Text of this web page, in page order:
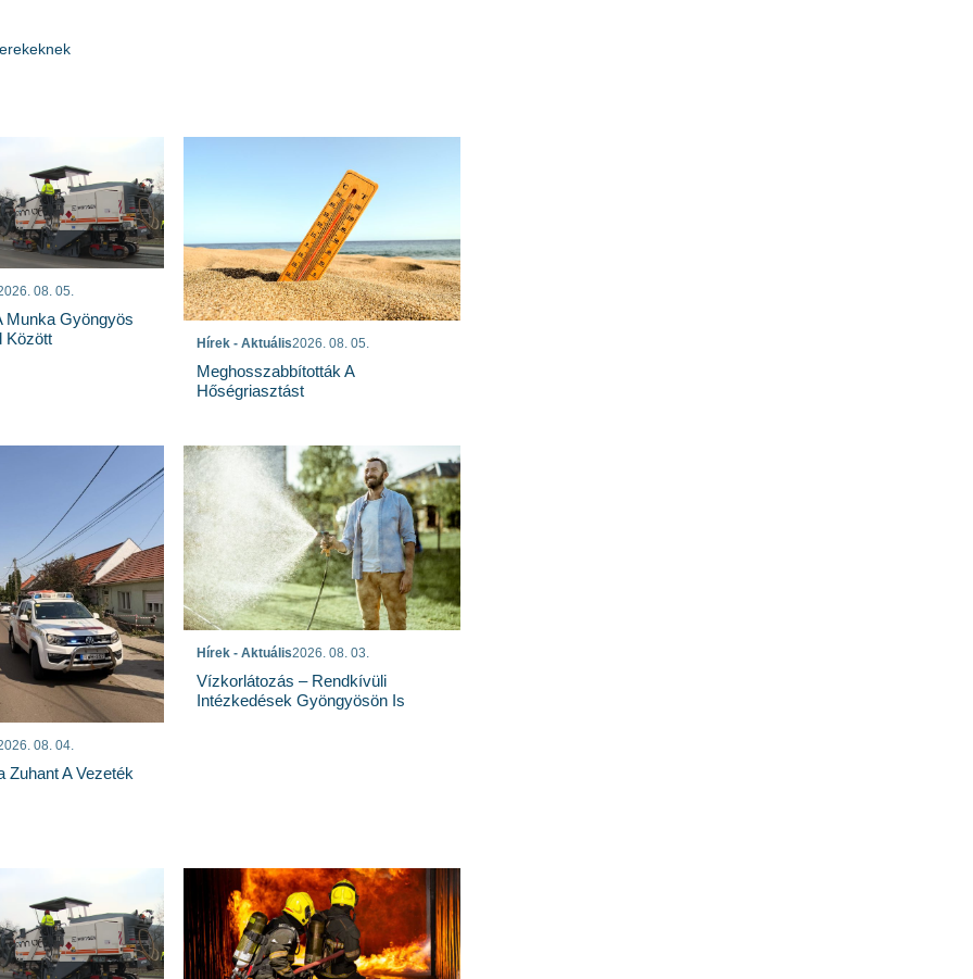
08. 05.
Munka Gyöngyös
Között
Hírek - Aktuális2026. 08. 05.
Meghosszabbították A
Hőségriasztást
08. 04.
Zuhant A Vezeték
Hírek - Aktuális2026. 08. 03.
Vízkorlátozás – Rendkívüli
Intézkedések Gyöngyösön Is